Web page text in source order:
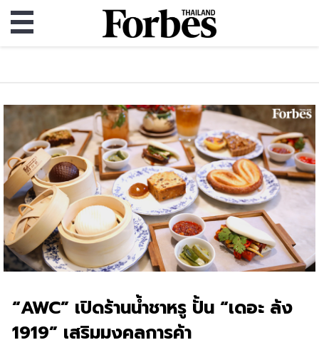
“AWC” เปิดร้านน้ำชาหรู ปั้น “เดอะ ล้ง
1919” เสริมมงคลการค้า